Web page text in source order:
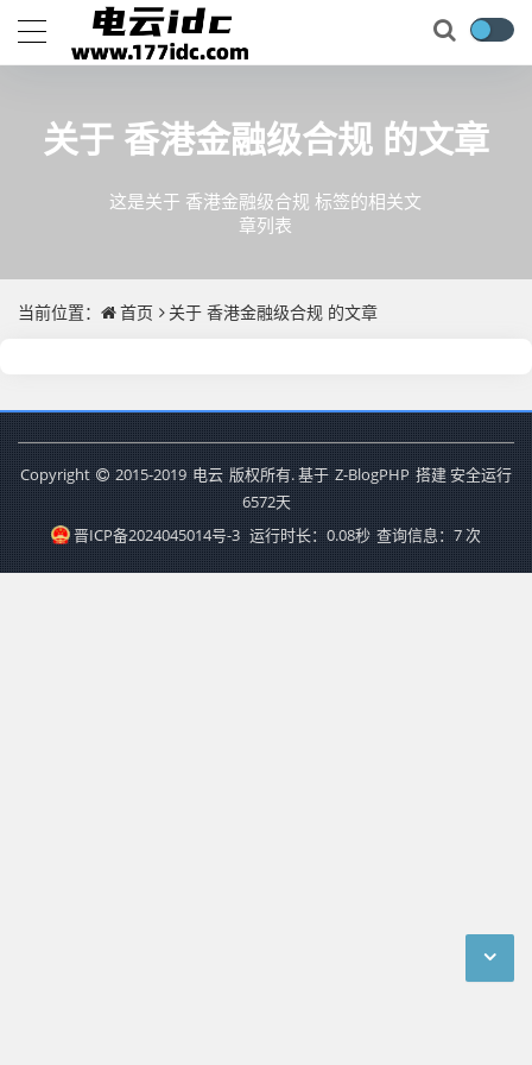
关于 香港金融级合规 的文章
这是关于 香港金融级合规 标签的相关文
章列表
当前位置： 首页 关于 香港金融级合规 的文章
Copyright 2015-2019 电云 版权所有. 基于 Z-BlogPHP 搭建 安全运行
6572天
晋ICP备2024045014号-3 运行时长：0.08秒 查询信息：7 次